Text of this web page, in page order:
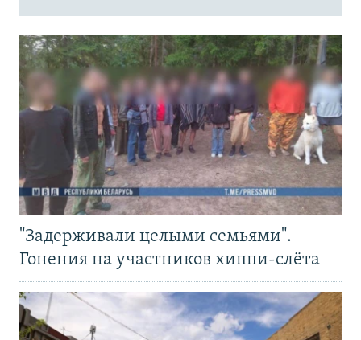
"Задерживали целыми семьями".
Гонения на участников хиппи-слёта